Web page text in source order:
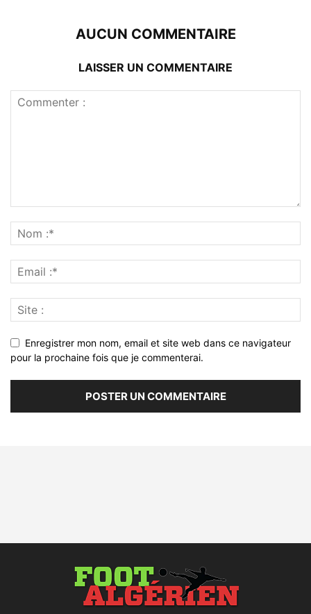
AUCUN COMMENTAIRE
LAISSER UN COMMENTAIRE
Enregistrer mon nom, email et site web dans ce navigateur
pour la prochaine fois que je commenterai.